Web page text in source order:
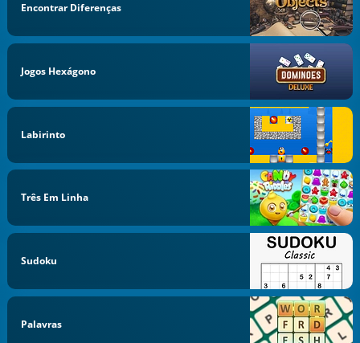
Encontrar Diferenças
Jogos Hexágono
Labirinto
Três Em Linha
Sudoku
Palavras